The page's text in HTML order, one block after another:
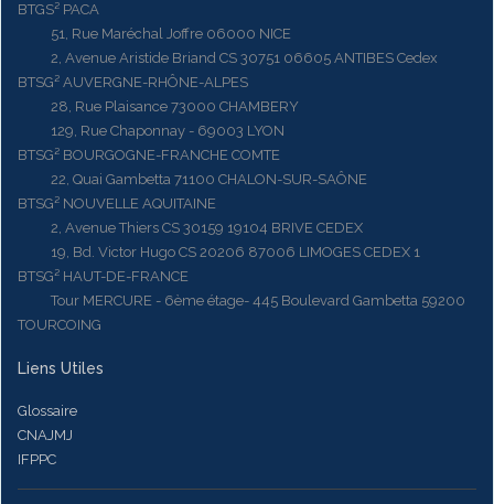
BTGS² PACA
51, Rue Maréchal Joffre 06000 NICE
2, Avenue Aristide Briand CS 30751 06605 ANTIBES Cedex
BTSG² AUVERGNE-RHÔNE-ALPES
28, Rue Plaisance 73000 CHAMBERY
129, Rue Chaponnay - 69003 LYON
BTSG² BOURGOGNE-FRANCHE COMTE
22, Quai Gambetta 71100 CHALON-SUR-SAÔNE
BTSG² NOUVELLE AQUITAINE
2, Avenue Thiers CS 30159 19104 BRIVE CEDEX
19, Bd. Victor Hugo CS 20206 87006 LIMOGES CEDEX 1
BTSG² HAUT-DE-FRANCE
Tour MERCURE - 6ème étage- 445 Boulevard Gambetta 59200
TOURCOING
Liens Utiles
Glossaire
CNAJMJ
IFPPC